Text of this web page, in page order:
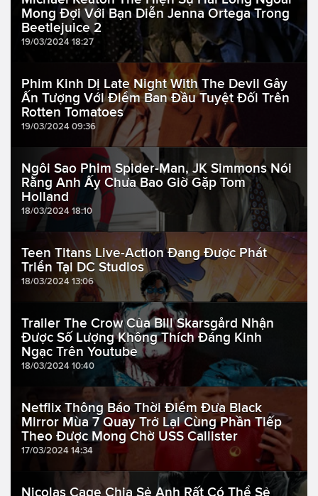
Mong Đợi Với Bạn Diễn Jenna Ortega Trong
Beetlejuice 2
19/03/2024 18:27
Phim Kinh Dị Late Night With The Devil Gây
Ấn Tượng Với Điểm Ban Đầu Tuyệt Đối Trên
Rotten Tomatoes
19/03/2024 09:36
Ngôi Sao Phim Spider-Man, JK Simmons Nói
Rằng Anh Ấy Chưa Bao Giờ Gặp Tom
Holland
18/03/2024 18:10
Teen Titans Live-Action Đang Được Phát
Triển Tại DC Studios
18/03/2024 13:06
Trailer The Crow Của Bill Skarsgård Nhận
Được Số Lượng Không Thích Đáng Kinh
Ngạc Trên Youtube
18/03/2024 10:40
Netflix Thông Báo Thời Điểm Đưa Black
Mirror Mùa 7 Quay Trở Lại Cùng Phần Tiếp
Theo Được Mong Chờ USS Callister
17/03/2024 14:34
Nicolas Cage Chia Sẻ Anh Rất Có Thể Sẻ